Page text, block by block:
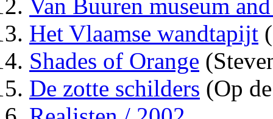
Van Buuren museum
Het Vlaamse wandtapijt
Shades of Orange
De zotte schilders (Op